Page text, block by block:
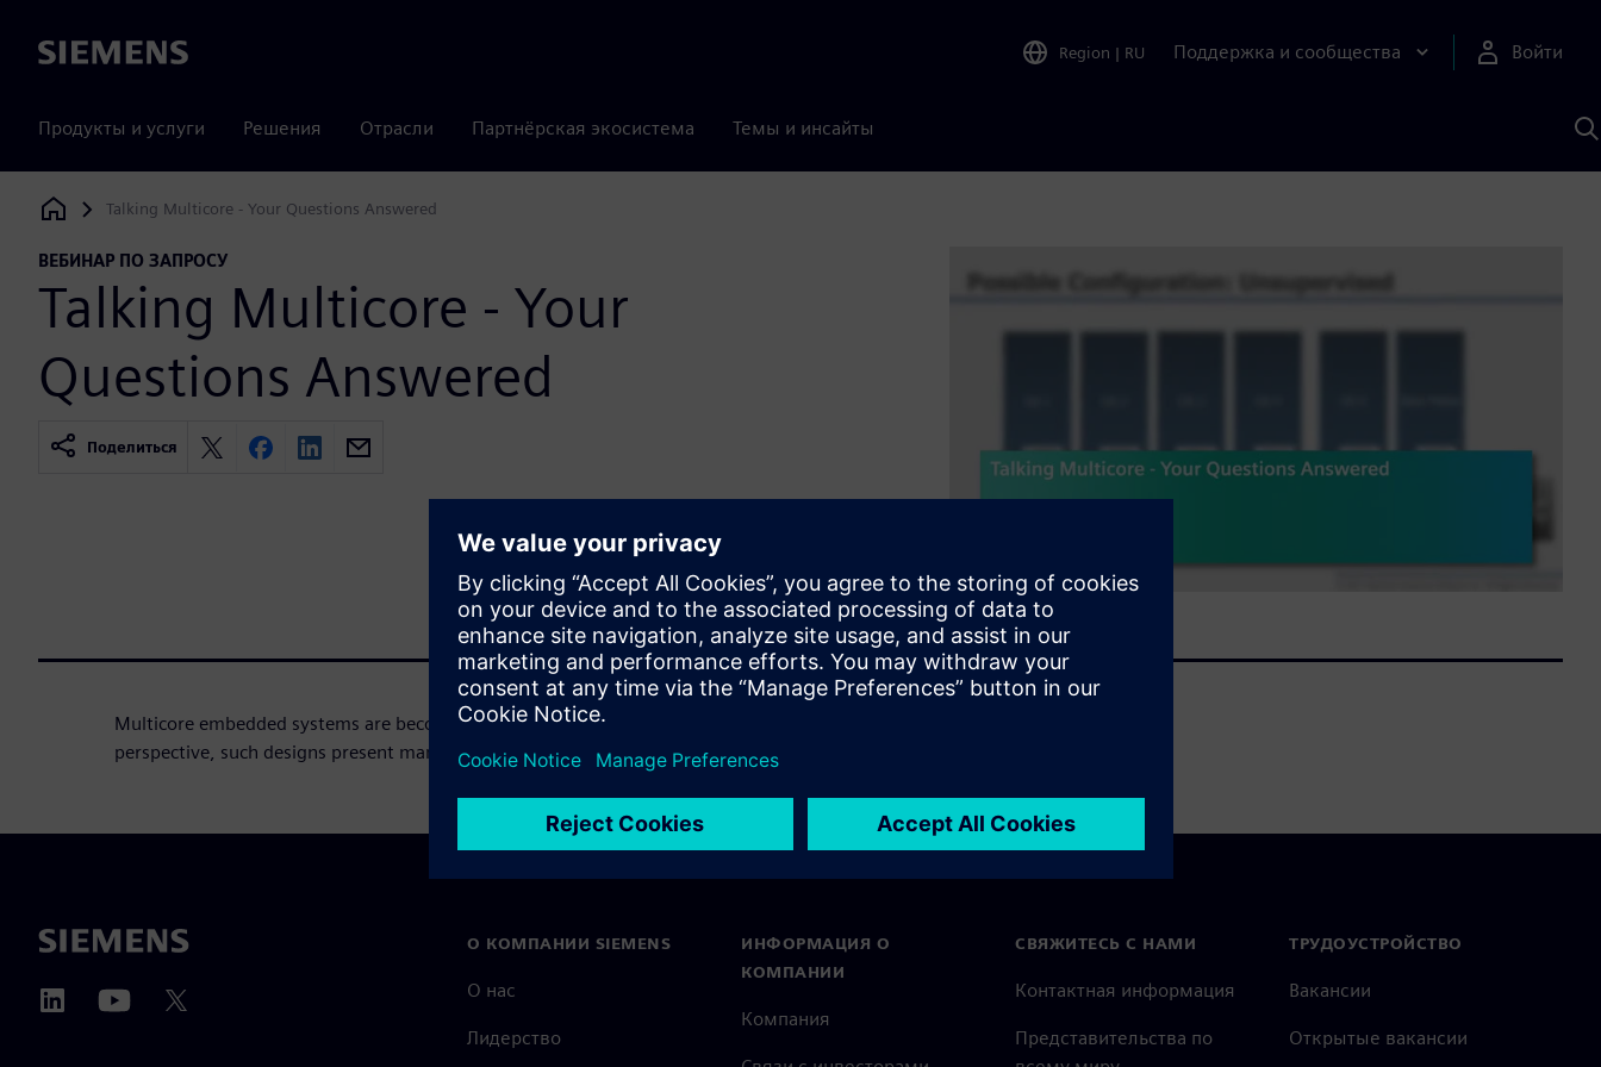
Siemens Region | RU Поддержка и сообщества Войти
Продукты и услуги Решения Отрасли Партнёрская экосистема Темы и инсайты
Siemens Digital Industries Software
Talking Multicore - Your Questions Answered
ВЕБИНАР ПО ЗАПРОСУ
Talking Multicore - Your
Questions Answered
Поделиться
Multicore embedded systems are becoming very common. From the software
perspective, such designs present many challenges.
О КОМПАНИИ SIEMENS
О нас
Лидерство
ИНФОРМАЦИЯ О
КОМПАНИИ
Компания
СВЯЖИТЕСЬ С НАМИ
Контактная информация
Представительства по
ТРУДОУСТРОЙСТВО
Вакансии
Открытые вакансии